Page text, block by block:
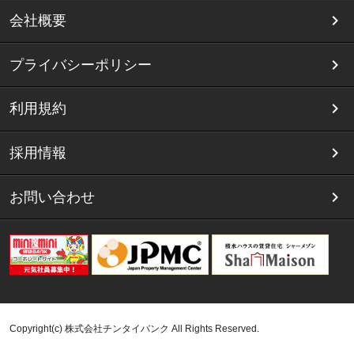
会社概要
プライバシーポリシー
利用規約
採用情報
お問い合わせ
Copyright(c) 株式会社チンタイバンク All Rights Reserved.